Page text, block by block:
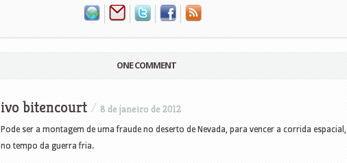
ONE COMMENT
ivo bitencourt / 8 de janeiro de 2012
Pode ser a montagem de uma fraude no deserto de Nevada, para vencer a corrida espacial,
no tempo da guerra fria.